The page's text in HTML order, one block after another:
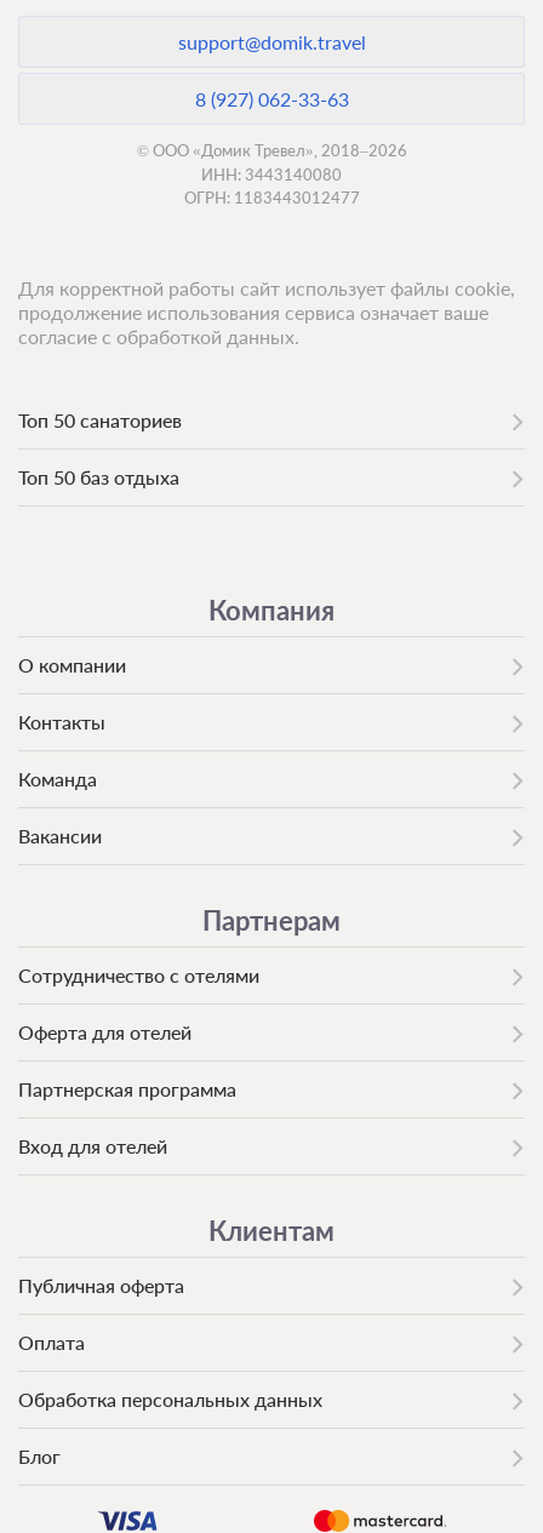
support@domik.travel
8 (927) 062-33-63
© ООО «Домик Тревел», 2018–2026
ИНН: 3443140080
ОГРН: 1183443012477
Топ 50 санаториев
Топ 50 баз отдыха
Компания
О компании
Контакты
Команда
Вакансии
Партнерам
Сотрудничество с отелями
Оферта для отелей
Партнерская программа
Вход для отелей
Клиентам
Публичная оферта
Оплата
Обработка персональных данных
Блог
Для корректной работы сайт использует файлы cookie,
продолжение использования сервиса означает ваше
согласие с обработкой данных.